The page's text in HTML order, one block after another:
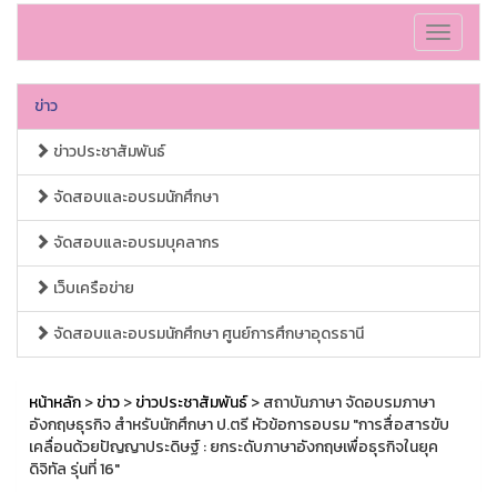
Toggle
ข่าว
ข่าวประชาสัมพันธ์
จัดสอบและอบรมนักศึกษา
จัดสอบและอบรมบุคลากร
เว็บเครือข่าย
จัดสอบและอบรมนักศึกษา ศูนย์การศึกษาอุดรธานี
หน้าหลัก>ข่าว>ข่าวประชาสัมพันธ์> สถาบันภาษา จัดอบรมภาษา
อังกฤษธุรกิจ สำหรับนักศึกษา ป.ตรี หัวข้อการอบรม "การสื่อสารขับ
เคลื่อนด้วยปัญญาประดิษฐ์ : ยกระดับภาษาอังกฤษเพื่อธุรกิจในยุค
ดิจิทัล รุ่นที่ 16"